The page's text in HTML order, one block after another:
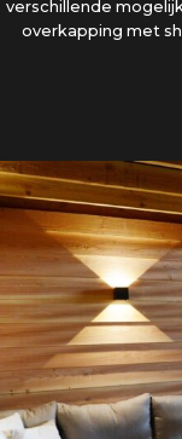
verschillende
overkapping met